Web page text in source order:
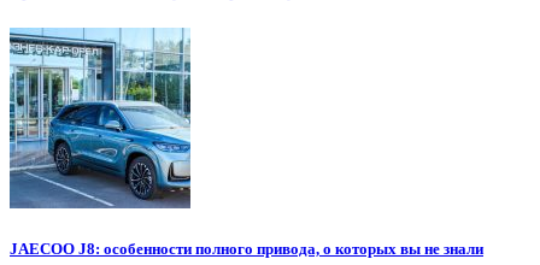
JAECOO J8: особенности полного привода, о которых вы не знали